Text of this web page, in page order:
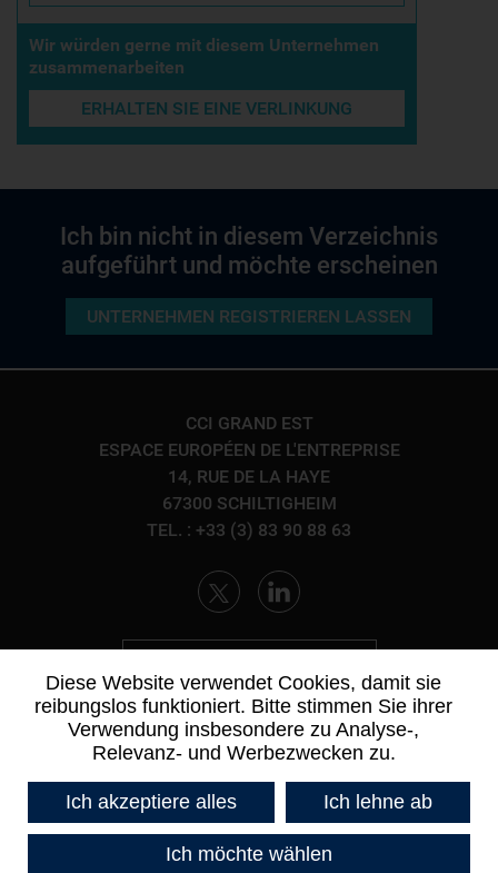
Wir würden gerne mit diesem Unternehmen
zusammenarbeiten
ERHALTEN SIE EINE VERLINKUNG
Ich bin nicht in diesem Verzeichnis
aufgeführt und möchte erscheinen
UNTERNEHMEN REGISTRIEREN LASSEN
CCI GRAND EST
ESPACE EUROPÉEN DE L'ENTREPRISE
14, RUE DE LA HAYE
67300 SCHILTIGHEIM
TEL. : +33 (3) 83 90 88 63
Diese Website verwendet Cookies, damit sie
reibungslos funktioniert. Bitte stimmen Sie ihrer
Verwendung insbesondere zu Analyse-,
Relevanz- und Werbezwecken zu.
Ich akzeptiere alles Ich lehne ab
Ich möchte wählen